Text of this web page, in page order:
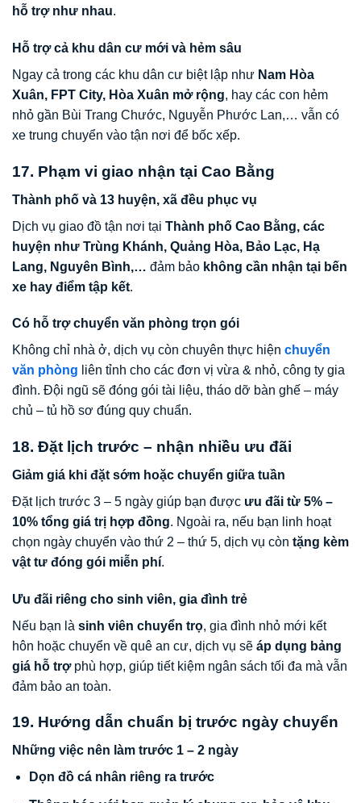
hỗ trợ như nhau.
Hỗ trợ cả khu dân cư mới và hẻm sâu
Ngay cả trong các khu dân cư biệt lập như Nam Hòa
Xuân, FPT City, Hòa Xuân mở rộng, hay các con hẻm
nhỏ gần Bùi Trang Chước, Nguyễn Phước Lan,… vẫn có
xe trung chuyển vào tận nơi để bốc xếp.
17. Phạm vi giao nhận tại Cao Bằng
Thành phố và 13 huyện, xã đều phục vụ
Dịch vụ giao đồ tận nơi tại Thành phố Cao Bằng, các
huyện như Trùng Khánh, Quảng Hòa, Bảo Lạc, Hạ
Lang, Nguyên Bình,… đảm bảo không cần nhận tại bến
xe hay điểm tập kết.
Có hỗ trợ chuyển văn phòng trọn gói
Không chỉ nhà ở, dịch vụ còn chuyên thực hiện chuyển
văn phòng liên tỉnh cho các đơn vị vừa & nhỏ, công ty gia
đình. Đội ngũ sẽ đóng gói tài liệu, tháo dỡ bàn ghế – máy
chủ – tủ hồ sơ đúng quy chuẩn.
18. Đặt lịch trước – nhận nhiều ưu đãi
Giảm giá khi đặt sớm hoặc chuyển giữa tuần
Đặt lịch trước 3 – 5 ngày giúp bạn được ưu đãi từ 5% –
10% tổng giá trị hợp đồng. Ngoài ra, nếu bạn linh hoạt
chọn ngày chuyển vào thứ 2 – thứ 5, dịch vụ còn tặng kèm
vật tư đóng gói miễn phí.
Ưu đãi riêng cho sinh viên, gia đình trẻ
Nếu bạn là sinh viên chuyển trọ, gia đình nhỏ mới kết
hôn hoặc chuyển về quê an cư, dịch vụ sẽ áp dụng bảng
giá hỗ trợphù hợp, giúp tiết kiệm ngân sách tối đa mà vẫn
đảm bảo an toàn.
19. Hướng dẫn chuẩn bị trước ngày chuyển
Những việc nên làm trước 1 – 2 ngày
Dọn đồ cá nhân riêng ra trước